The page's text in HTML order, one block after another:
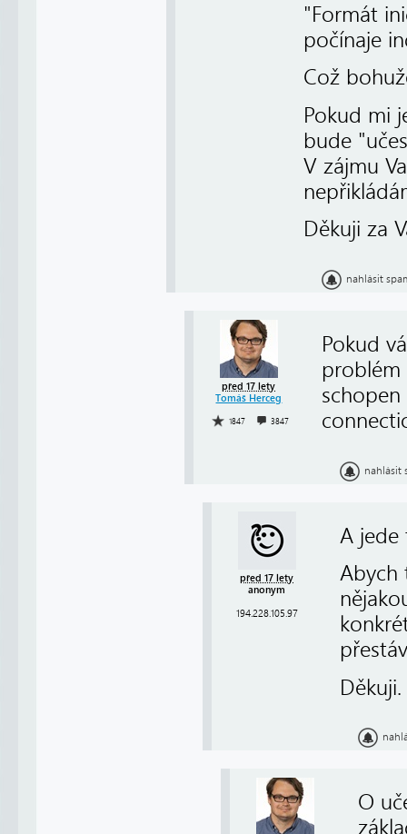
"Formát
počínaje
Což
Pokud mi
bude
V zájmu
Děkuji za
nahlásit
před 17 lety
Tomáš Herceg
1847 3847
Pokud
problém
nahlásit
před 17 lety
anonym
194.228.105.97
A jede
Abych
Děkuji.
O